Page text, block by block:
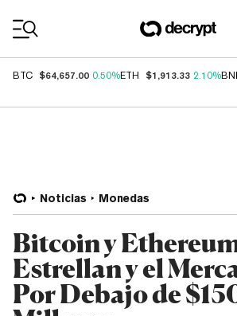
BTC $64,657.00 0.50%ETH $1,913.33 2.10%
Noticias Monedas
Bitcoin y
Estrellan y el
Por Debajo de